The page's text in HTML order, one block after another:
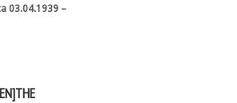
03.04.1939 –